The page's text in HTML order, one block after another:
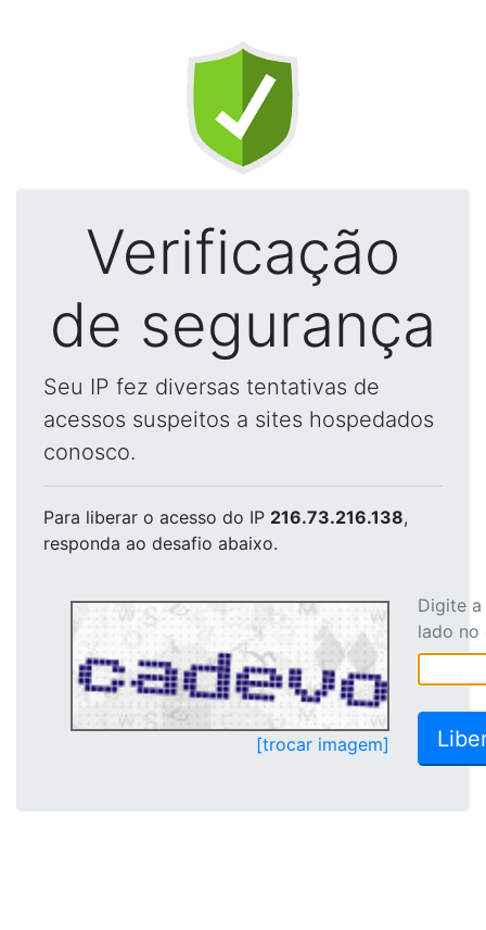
Verificação
de segurança
Seu IP fez diversas tentativas de
acessos suspeitos a sites hospedados
conosco.
Para liberar o acesso do IP 216.73.216.138,
responda ao desafio abaixo.
[trocar imagem]
Digite
lado no